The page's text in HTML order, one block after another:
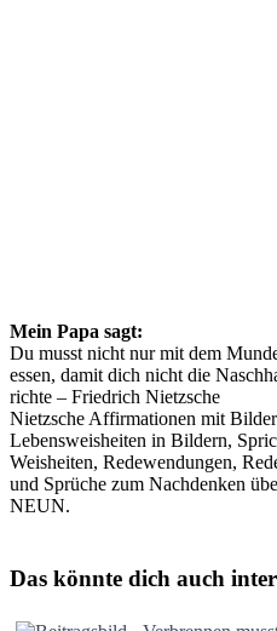
Mein Papa sagt:
Du musst nicht nur mit dem
essen, damit dich nicht die
richte – Friedrich Nietzsche
Nietzsche Affirmationen mit
Lebensweisheiten in Bildern,
Weisheiten, Redewendungen,
und Sprüche zum Nachdenken
NEUN.
Das könnte dich auch